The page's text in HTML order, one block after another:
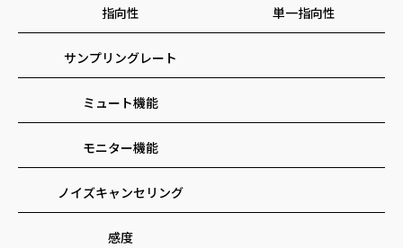
指向性 単一指向性
サンプリングレート
ミュート機能
モニター機能
ノイズキャンセリング
感度